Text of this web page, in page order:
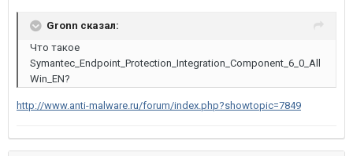
Gronn сказал:
Что такое
Symantec_Endpoint_Protection_Integration_Component_6_0_All
Win_EN?
http://www.anti-malware.ru/forum/index.php?showtopic=7849